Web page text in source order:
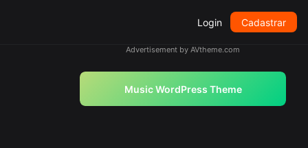
Login Cadastrar
Advertisement by AVtheme.com
Music WordPress Theme